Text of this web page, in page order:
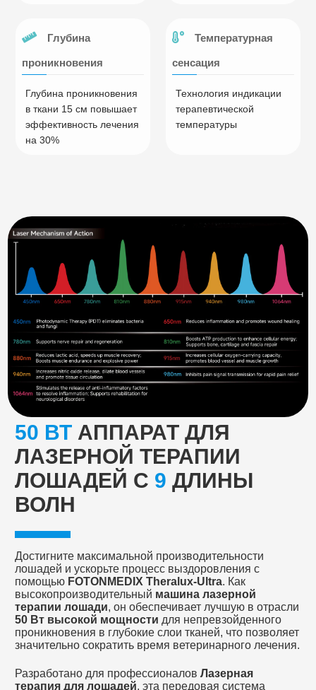
Глубина
проникновения
Глубина проникновения
в ткани 15 см повышает
эффективность лечения
на 30%
Температурная
сенсация
Технология индикации
терапевтической
температуры
50 ВТ АППАРАТ ДЛЯ
ЛАЗЕРНОЙ ТЕРАПИИ
ЛОШАДЕЙ С 9 ДЛИНЫ
ВОЛН
Достигните максимальной производительности
лошадей и ускорьте процесс выздоровления с
помощью FOTONMEDIX Theralux-Ultra. Как
высокопроизводительный машина лазерной
терапии лошади, он обеспечивает лучшую в отрасли
50 Вт высокой мощности для непревзойденного
проникновения в глубокие слои тканей, что позволяет
значительно сократить время ветеринарного лечения.
Разработано для профессионаловЛазерная
терапия для лошадей, эта передовая система